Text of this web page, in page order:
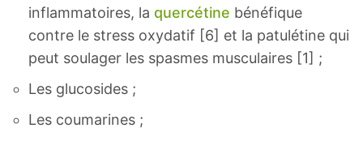
inflammatoires, la quercétine bénéfique
contre le stress oxydatif [6] et la patulétine qui
peut soulager les spasmes musculaires [1] ;
Les glucosides ;
Les coumarines ;